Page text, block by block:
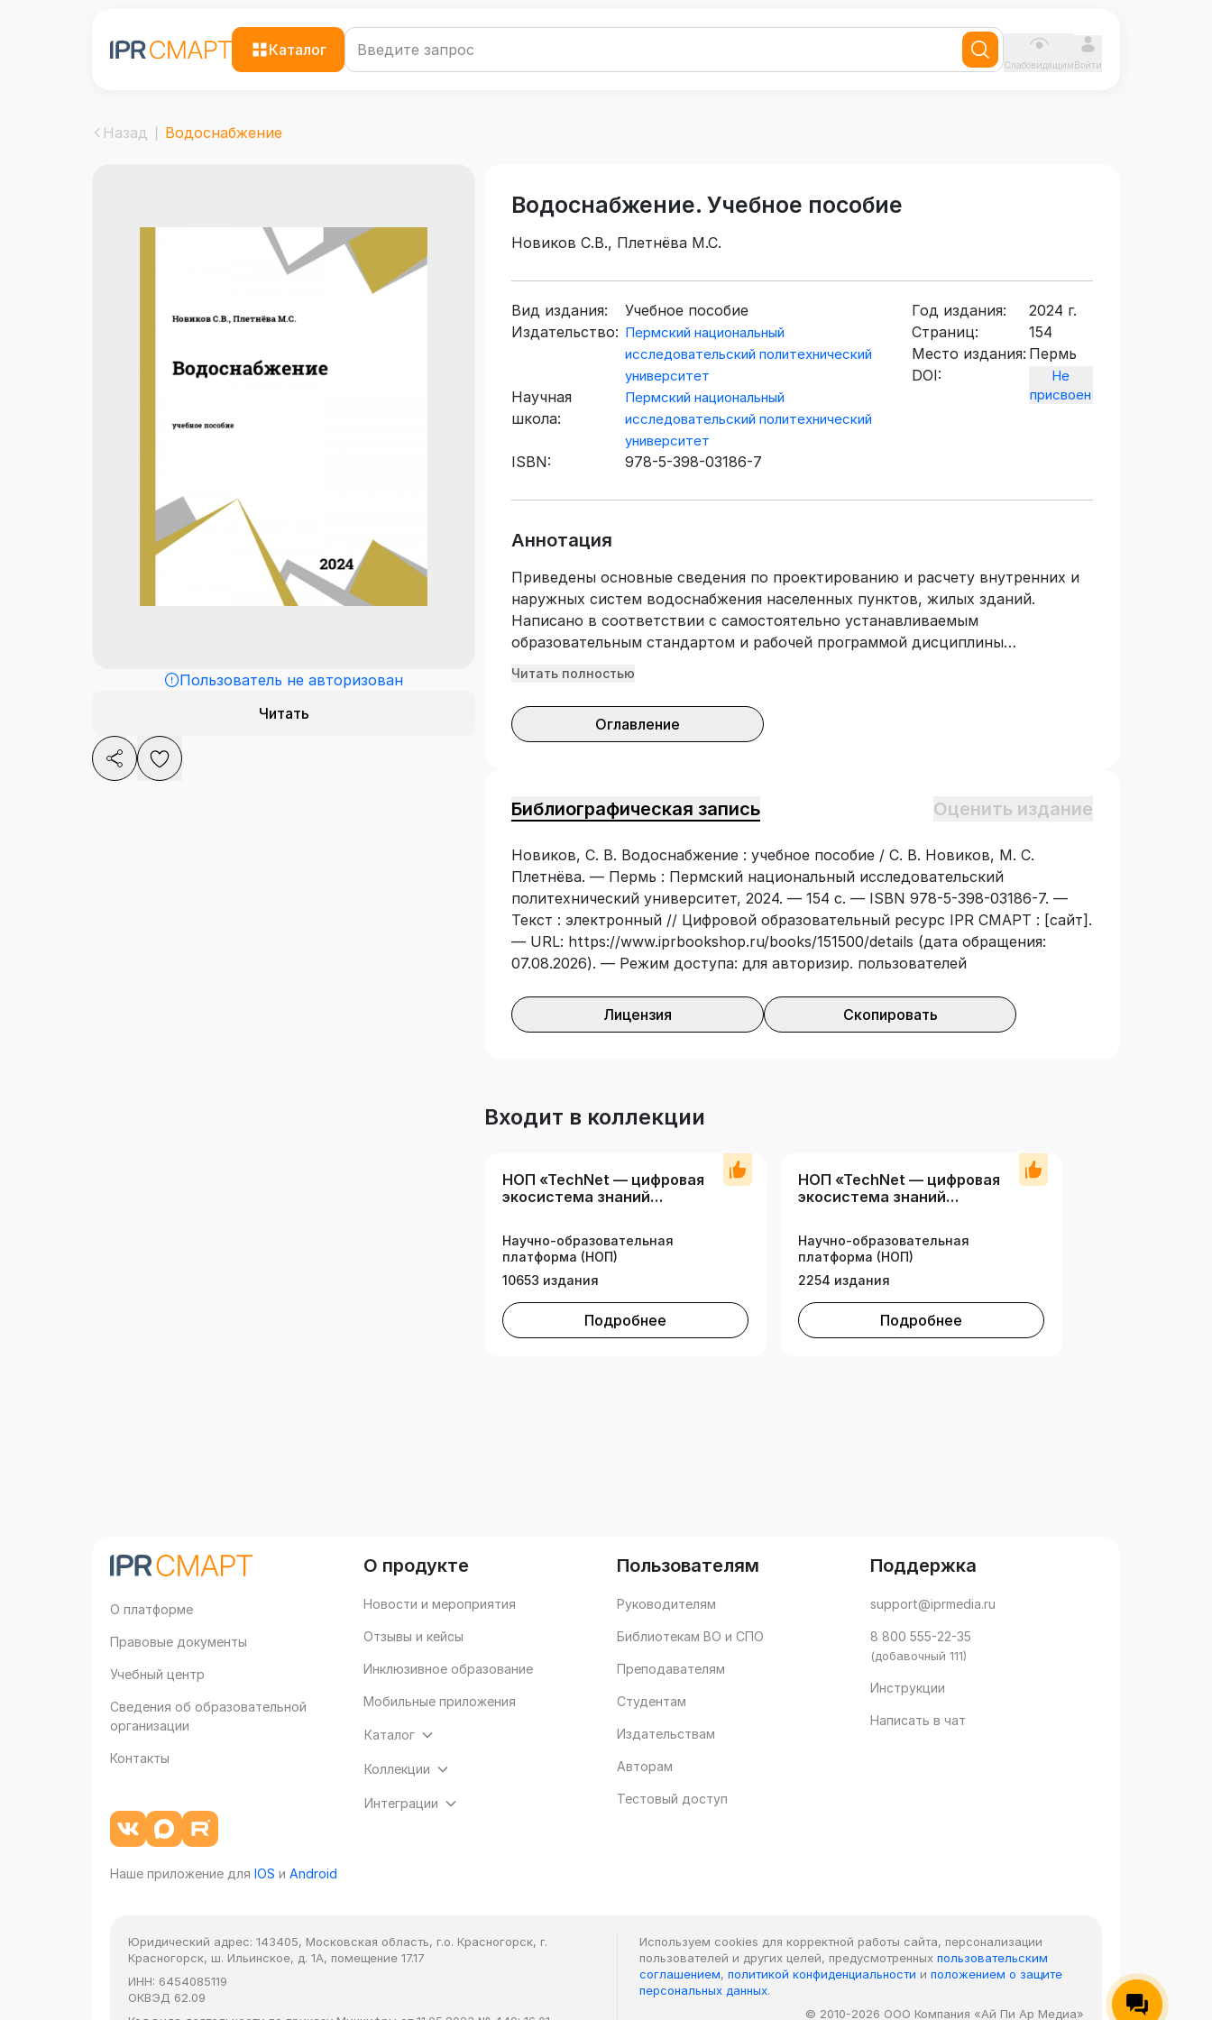
Каталог
СлабовидящимВойти
Назад Водоснабжение
Пользователь не авторизован
Читать
Водоснабжение. Учебное пособие
Новиков С.В., Плетнёва М.С.
Вид издания:
Учебное пособие
Издательство: Пермский национальный
исследовательский политехнический
университет
Научная
школа:
Пермский национальный
исследовательский политехнический
университет
ISBN: 978-5-398-03186-7
Год издания:
2024 г.
Страниц:
154
Место издания: Пермь
DOI:
Не
присвоен
Аннотация
Приведены основные сведения по проектированию и расчету внутренних и
наружных систем водоснабжения населенных пунктов, жилых зданий.
Написано в соответствии с самостоятельно устанавливаемым
образовательным стандартом и рабочей программой дисциплины
«Водоснабжение». Использованы данные специализированных организаций,
систем водоснабжения. Рассмотрены вопросы проектирования, расчета
сетей и трубопроводов водоснабжения, системы и методы водоподготовки,
бакалавров строительных специальностей по изучению курсов
Читать полностью
Оглавление
Библиографическая запись Оценить издание
Новиков, С. В. Водоснабжение : учебное пособие / С. В. Новиков, М. С.
Плетнёва. — Пермь : Пермский национальный исследовательский
политехнический университет, 2024. — 154 с. — ISBN 978-5-398-03186-7. —
Текст : электронный // Цифровой образовательный ресурс IPR СМАРТ : [сайт].
— URL: https://www.iprbookshop.ru/books/151500/details (дата обращения:
07.08.2026). — Режим доступа: для авторизир. пользователей
Лицензия Скопировать
Входит в коллекции
НОП «TechNet — цифровая
экосистема знаний
Научно-образовательная
платформа (НОП)
10653 издания
Подробнее
НОП «TechNet — цифровая
экосистема знаний
Научно-образовательная
платформа (НОП)
2254 издания
Подробнее
О платформе
Правовые документы
Учебный центр
Сведения об образовательной
организации
Контакты
Наше приложение для IOS и Android
О продукте
Новости и мероприятия
Отзывы и кейсы
Инклюзивное образование
Мобильные приложения
Каталог
Коллекции
Интеграции
Пользователям
Руководителям
Библиотекам ВО и СПО
Преподавателям
Студентам
Издательствам
Авторам
Тестовый доступ
Поддержка
support@iprmedia.ru
8 800 555-22-35
(добавочный 111)
Инструкции
Написать в чат
Юридический адрес: 143405, Московская область, г.о. Красногорск, г.
Красногорск, ш. Ильинское, д. 1А, помещение 17.17
ИНН: 6454085119
ОКВЭД 62.09
Используем cookies для корректной работы сайта, персонализации
пользователей и других целей, предусмотренных пользовательским
соглашением, политикой конфиденциальности и положением о защите
персональных данных.
© 2010-2026 ООО Компания «Ай Пи Ар Медиа»